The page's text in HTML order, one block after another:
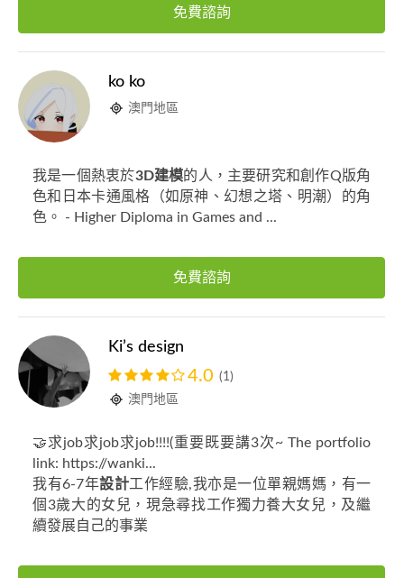
免費諮詢
ko ko
澳門地區
我是一個熱衷於3D建模的人，主要研究和創作Q版角
色和日本卡通風格（如原神、幻想之塔、明潮）的角
色。 - Higher Diploma in Games and ...
免費諮詢
Ki’s design
4.0 (1)
澳門地區
🤝求job求job求job!!!!(重要既要講3次~ The portfolio
link: https://wanki...
我有6-7年設計工作經驗,我亦是一位單親媽媽，有一
個3歲大的女兒，現急尋找工作獨力養大女兒，及繼
續發展自己的事業